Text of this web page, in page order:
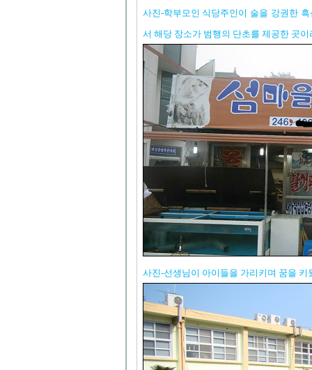
사진-학부모인 식당주인이 술을 강권한
서 해당 장소가 범행의 단초를 제공한 곳
사진-선생님이 아이들을 가리키며 꿈을 키